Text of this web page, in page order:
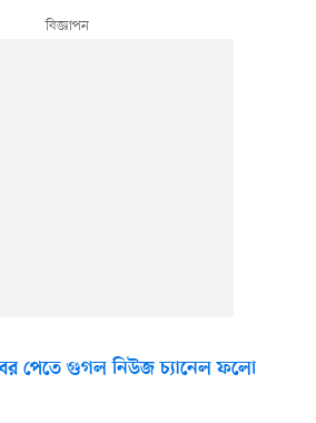
পেতে গুগল নিউজ চ্যানেল ফলো